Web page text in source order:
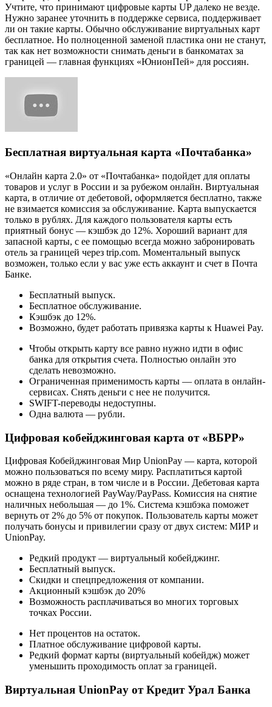
Учтите, что принимают цифровые карты UP далеко не везде.
Нужно заранее уточнить в поддержке сервиса, поддерживает
ли он такие карты. Обычно обслуживание виртуальных карт
бесплатное. Но полноценной заменой пластика они не станут,
так как нет возможности снимать деньги в банкоматах за
границей — главная функциях «ЮнионПей» для россиян.
Бесплатная виртуальная карта «Почтабанка»
«Онлайн карта 2.0» от «Почтабанка» подойдет для оплаты
товаров и услуг в России и за рубежом онлайн. Виртуальная
карта, в отличие от дебетовой, оформляется бесплатно, также
не взимается комиссия за обслуживание. Карта выпускается
только в рублях. Для каждого пользователя карты есть
приятный бонус — кэшбэк до 12%. Хороший вариант для
запасной карты, с ее помощью всегда можно забронировать
отель за границей через trip.com. Моментальный выпуск
возможен, только если у вас уже есть аккаунт и счет в Почта
Банке.
Бесплатный выпуск.
Бесплатное обслуживание.
Кэшбэк до 12%.
Возможно, будет работать привязка карты к Huawei Pay.
Чтобы открыть карту все равно нужно идти в офис
банка для открытия счета. Полностью онлайн это
сделать невозможно.
Ограниченная применимость карты — оплата в онлайн-
сервисах. Снять деньги с нее не получится.
SWIFT-переводы недоступны.
Одна валюта — рубли.
Цифровая кобейджинговая карта от «ВБРР»
Цифровая Кобейджинговая Мир UnionPay — карта, которой
можно пользоваться по всему миру. Расплатиться картой
можно в ряде стран, в том числе и в России. Дебетовая карта
оснащена технологией PayWay/PayPass. Комиссия на снятие
наличных небольшая — до 1%. Система кэшбэка поможет
вернуть от 2% до 5% от покупок. Пользователь карты может
получать бонусы и привилегии сразу от двух систем: МИР и
UnionPay.
Редкий продукт — виртуальный кобейджинг.
Бесплатный выпуск.
Скидки и спецпредложения от компании.
Акционный кэшбэк до 20%
Возможность расплачиваться во многих торговых
точках России.
Нет процентов на остаток.
Платное обслуживание цифровой карты.
Редкий формат карты (виртуальный кобейдж) может
уменьшить проходимость оплат за границей.
Виртуальная UnionPay от Кредит Урал Банка